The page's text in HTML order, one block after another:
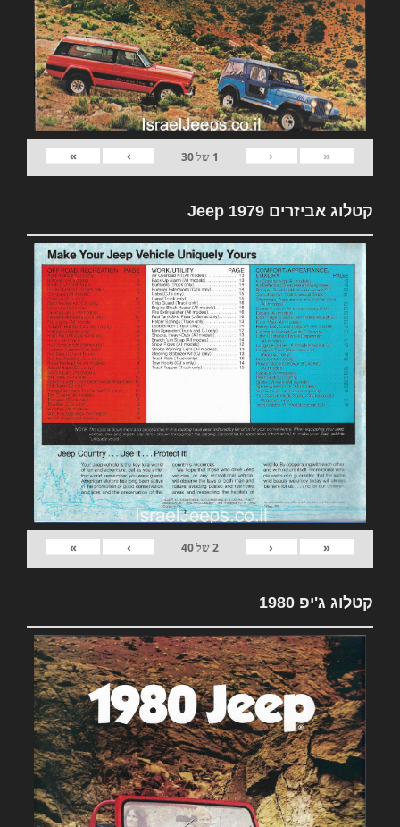
«
‹
1 של30
›
»
קטלוג אביזרים 1979 Jeep
«
‹
2של40
›
»
קטלוג ג'יפ 1980